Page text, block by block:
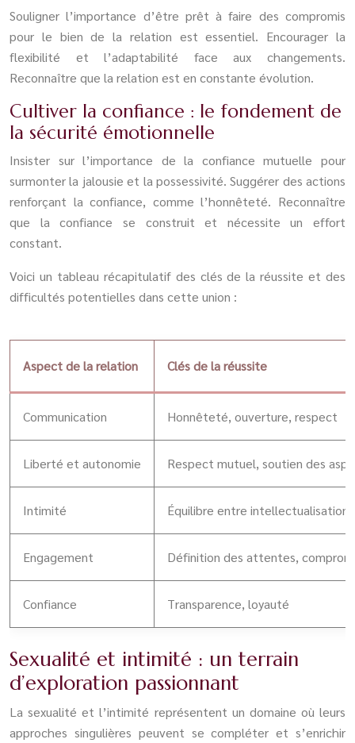
Souligner l’importance d’être prêt à faire des compromis
pour le bien de la relation est essentiel. Encourager la
flexibilité et l’adaptabilité face aux changements.
Reconnaître que la relation est en constante évolution.
Cultiver la confiance : le fondement de
la sécurité émotionnelle
Insister sur l’importance de la confiance mutuelle pour
surmonter la jalousie et la possessivité. Suggérer des actions
renforçant la confiance, comme l’honnêteté. Reconnaître
que la confiance se construit et nécessite un effort
constant.
Voici un tableau récapitulatif des clés de la réussite et des
difficultés potentielles dans cette union :
Aspect de la relation Clés de la réussite
Communication Honnêteté, ouverture, respect
Liberté et autonomie Respect mutuel, soutien des
Intimité Équilibre entre intellectualisation
Engagement Définition des attentes,
Confiance Transparence, loyauté
Sexualité et intimité : un terrain
d’exploration passionnant
La sexualité et l’intimité représentent un domaine où leurs
approches singulières peuvent se compléter et s’enrichir